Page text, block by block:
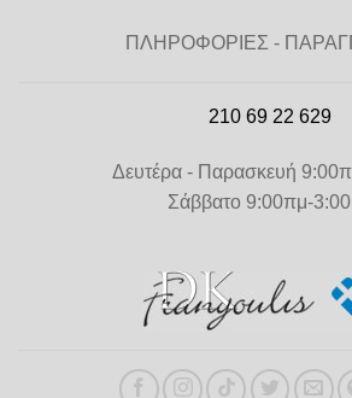
ΠΛΗΡΟΦΟΡΙΕΣ -
210 69 22 629
Δευτέρα - Παρασκευή
Σάββατο 9:00πμ-